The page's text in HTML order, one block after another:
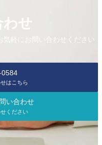
わせ
気軽にお問い合わせください
はこちら
い合わせ
ください